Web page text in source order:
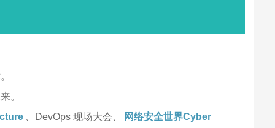
。
、DevOps 现场大会、
网络安全世界Cyber